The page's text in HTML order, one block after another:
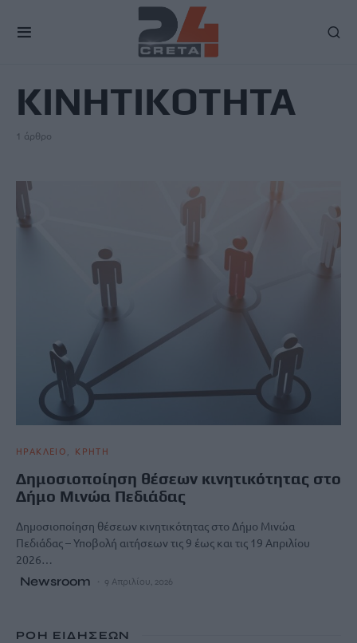
ΚΙΝΗΤΙΚΟΤΗΤΑ
1 άρθρο
ΗΡΑΚΛΕΙΟ ΚΡΗΤΗ
Δημοσιοποίηση θέσεων κινητικότητας στο
Δήμο Μινώα Πεδιάδας
Δημοσιοποίηση θέσεων κινητικότητας στο Δήμο Μινώα
Πεδιάδας – Υποβολή αιτήσεων τις 9 έως και τις 19 Απριλίου
2026…
Newsroom 9 Απριλίου, 2026
ΡΟΗ ΕΙΔΗΣΕΩΝ